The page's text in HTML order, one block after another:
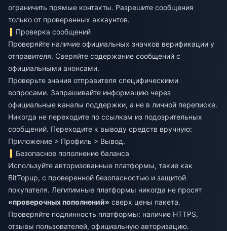
ограничить прямые контакты. Разрешите сообщения
только от проверенных аккаунтов.
Проверка сообщений
Проверяйте наличие официальных значков верификации у
отправителя. Сверяйте содержание сообщений с
официальными анонсами.
Проверьте знания отправителя специфическими
вопросами. Запрашивайте информацию через
официальные каналы поддержки, а не в личной переписке.
Никогда не переходите по ссылкам из подозрительных
сообщений. Переходите к выводу средств вручную:
Приложение > Профиль > Вывод.
Безопасное пополнение баланса
Используйте авторизованные платформы, такие как
BitTopup, с проверенной безопасностью и защитой
покупателя. Легитимные платформы никогда не просят
«проверочных пополнений» сверх цены пакета.
Проверяйте подлинность платформы: наличие HTTPS,
отзывы пользователей, официальную авторизацию.